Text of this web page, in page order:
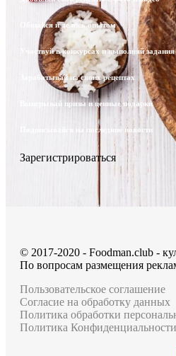
Общайся и делись опытом
Участвуй в конкурсах и выполняй задания
Зарабатывай на своих рецептах
Выигрывай призы и ценные подарки
Подписывайся на последние новости
Зарегистрироваться
© 2017-2020 - Foodman.club -
По вопросам размещения
Пользовательское соглашение
Согласие на обработку данных
Политика обработки
Политика Конфиденциальности